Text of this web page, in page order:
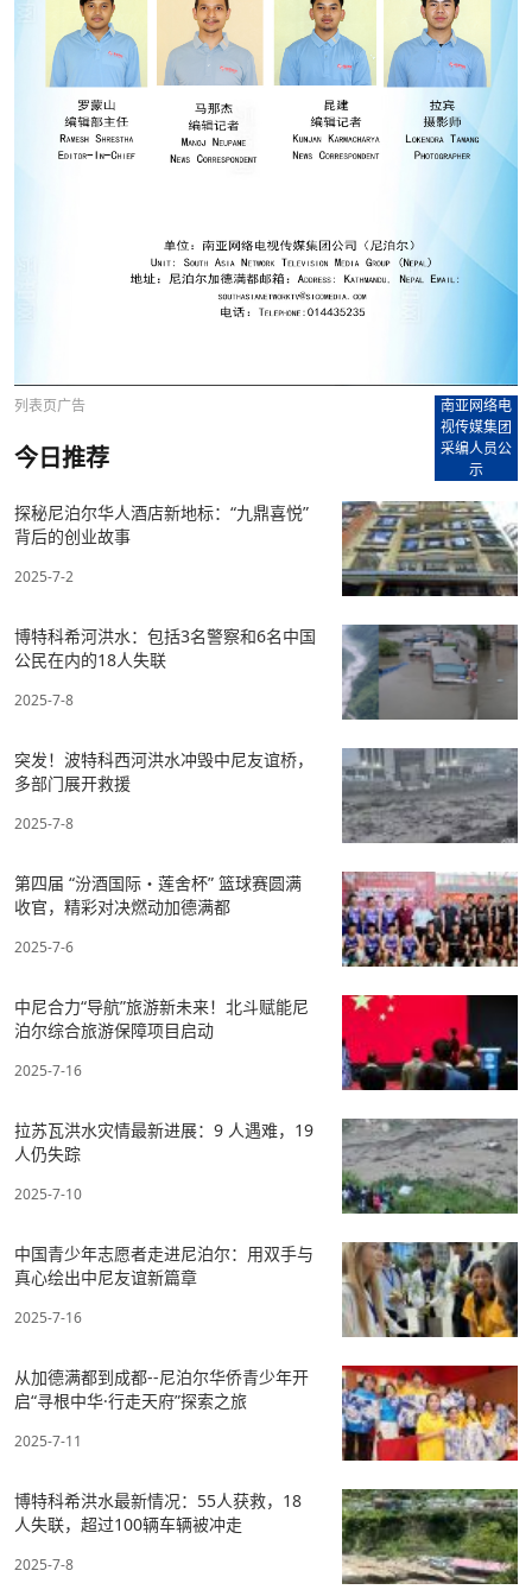
列表页广告
南亚网络电
视传媒集团
采编人员公
示
今日推荐
探秘尼泊尔华人酒店新地标：“九鼎喜悦”
背后的创业故事
2025-7-2
博特科希河洪水：包括3名警察和6名中国
公民在内的18人失联
2025-7-8
突发！波特科西河洪水冲毁中尼友谊桥，
多部门展开救援
2025-7-8
第四届 “汾酒国际・莲舍杯” 篮球赛圆满
收官，精彩对决燃动加德满都
2025-7-6
中尼合力“导航”旅游新未来！北斗赋能尼
泊尔综合旅游保障项目启动
2025-7-16
拉苏瓦洪水灾情最新进展：9 人遇难，19
人仍失踪
2025-7-10
中国青少年志愿者走进尼泊尔：用双手与
真心绘出中尼友谊新篇章
2025-7-16
从加德满都到成都--尼泊尔华侨青少年开
启“寻根中华·行走天府”探索之旅
2025-7-11
博特科希洪水最新情况：55人获救，18
人失联，超过100辆车辆被冲走
2025-7-8